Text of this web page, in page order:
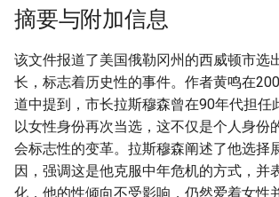
摘要与附加信息
该文件报道了美国俄勒冈州的西威顿市选
长，标志着历史性的事件。作者黄鸣在
道中提到，市长拉斯穆森曾在90年代担任
以女性身份再次当选，这不仅是个人身份
会标志性的变革。拉斯穆森阐述了他选择
因，强调这是他克服中年危机的方式，并
化，他的性倾向不受影响，仍然爱着女性